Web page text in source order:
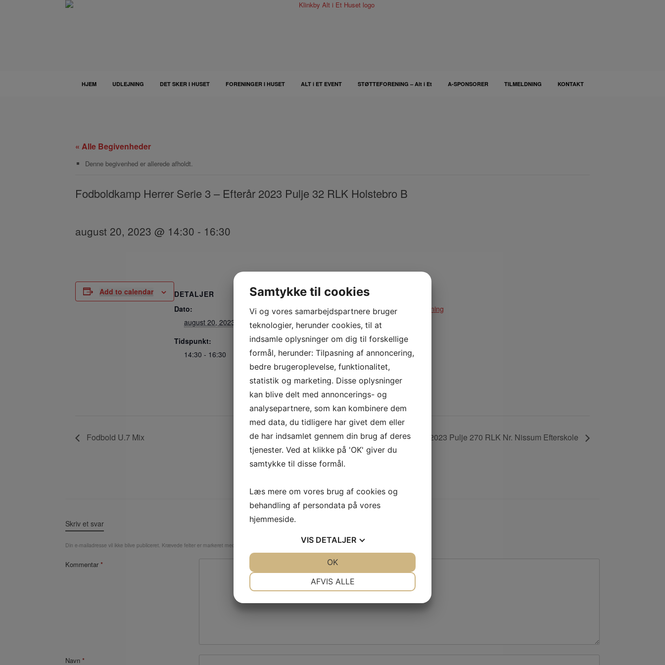
HJEM UDLEJNING DET SKER I HUSET FORENINGER I HUSET ALT i ET EVENT STØTTEFORENING – Alt i Et A-SPONSORER TILMELDNING KONTAKT
« Alle Begivenheder
Denne begivenhed er allerede afholdt.
Fodboldkamp Herrer Serie 3 – Efterår 2023 Pulje 32 RLK Holstebro B
august 20, 2023 @ 14:30 - 16:30
Add to calendar
DETALJER
Dato:
august 20, 2023
Tidspunkt:
14:30 - 16:30
STED
Stadion
Nejrupvej 2, 7620
Lemvig
Lemvig, 7620 Danmark
+ Google Maps
Telefon:
29638527
ARRANGØR
Klinkby Idrætsforening
Fodbold U.7 Mix Fodboldkamp Kvinder Serie 2 11M/9M – Efterår 2023 Pulje 270 RLK Nr. Nissum Efterskole
Skriv et svar
Din e-mailadresse vil ikke blive publiceret. Krævede felter er markeret med
Kommentar *
Navn *
Samtykke til cookies
Vi og vores samarbejdspartnere bruger
teknologier, herunder cookies, til at
indsamle oplysninger om dig til forskellige
formål, herunder: Tilpasning af annoncering,
bedre brugeroplevelse, funktionalitet,
statistik og marketing. Disse oplysninger
kan blive delt med annoncerings- og
analysepartnere, som kan kombinere dem
med data, du tidligere har givet dem eller
de har indsamlet gennem din brug af deres
tjenester. Ved at klikke på 'OK' giver du
samtykke til disse formål.
Læs mere om vores brug af cookies og
behandling af persondata på vores
hjemmeside.
VIS DETALJER
AFVIS ALLE
OK